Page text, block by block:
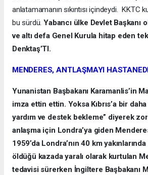
anlatamamanın sıkıntısı içindeydi. KKTC
bu sürdü.Yabancı ülke Devlet Başkanı
ve altı defa Genel Kurula hitap eden
Denktaş’TI.
MENDERES, ANTLAŞMAYI
Yunanistan Başbakanı Karamanlis’in
imza ettin ettin. Yoksa Kıbrıs’a bir
yardım ve destek bekleme” diyerek
anlaşma için Londra’ya giden
1959’da Londra’nın 40 km
öldüğü kazada yaralı olarak kurtulan
tedavisi sürerken İngiltere Başbakanı